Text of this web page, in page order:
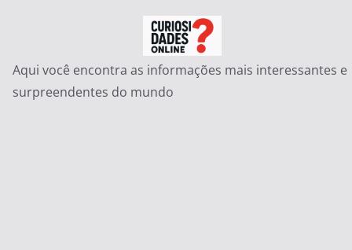
conteúdo
Aqui você encontra as informações mais interessantes e
surpreendentes do mundo